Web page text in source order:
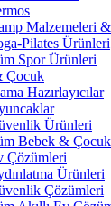
Malzemeleri
Pilates Ürünleri
Spor Ürünleri
Çocuk
Hazırlayıcılar
Ürünleri
Bebek & Çocuk
Çözümleri
Ürünleri
Çözümleri